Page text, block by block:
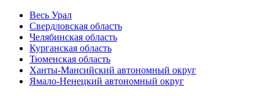
Весь Урал
Свердловская область
Челябинская область
Курганская область
Тюменская область
Ханты-Мансийский автономный округ
Ямало-Ненецкий автономный округ